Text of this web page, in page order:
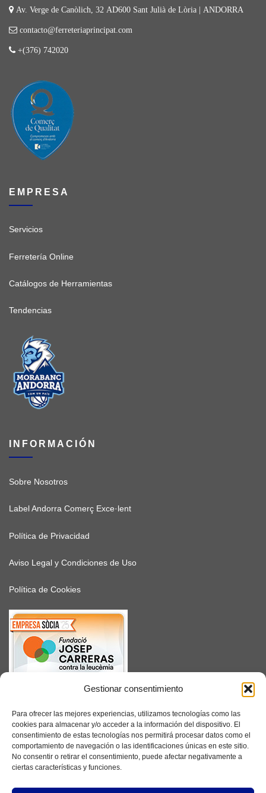
Gestionar consentimiento
Para ofrecer las mejores experiencias, utilizamos tecnologías como las
cookies para almacenar y/o acceder a la información del dispositivo. El
consentimiento de estas tecnologías nos permitirá procesar datos como el
comportamiento de navegación o las identificaciones únicas en este sitio.
No consentir o retirar el consentimiento, puede afectar negativamente a
ciertas características y funciones.
Av. Verge de Canòlich, 32 AD600 Sant Julià de Lòria | ANDORRA
contacto@ferreteriaprincipat.com
+(376) 742020
EMPRESA
Servicios
Ferretería Online
Catálogos de Herramientas
Tendencias
INFORMACIÓN
Sobre Nosotros
Label Andorra Comerç Exce·lent
Política de Privacidad
Aviso Legal y Condiciones de Uso
Política de Cookies
SUSCRÍBETE
Facebook
Instagram